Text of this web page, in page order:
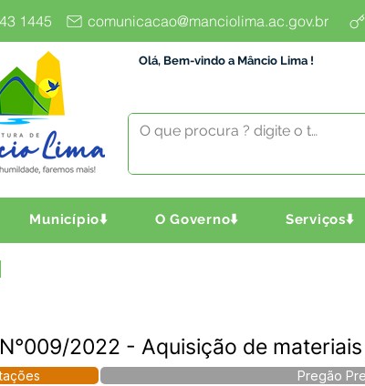
1445 comunicacao@manciolima.ac.gov.br
Olá, Bem-vindo a Mâncio Lima !
Município⬇️ O Governo⬇️ Serviços⬇️
N°009/2022 - Aquisição de
Pregão